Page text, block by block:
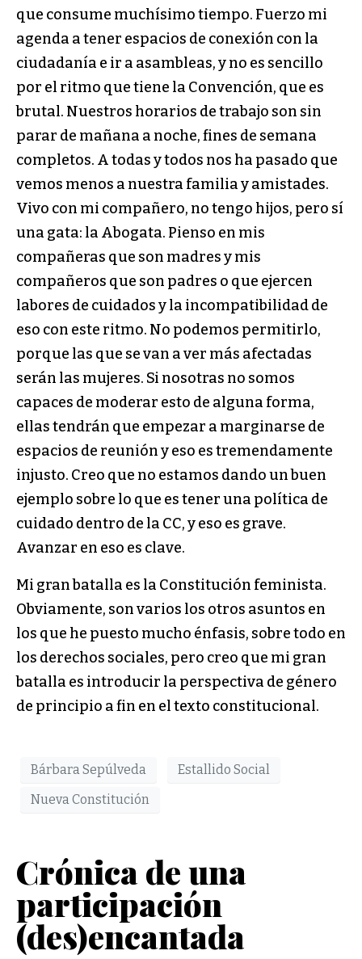
que consume muchísimo tiempo. Fuerzo mi
agenda a tener espacios de conexión con la
ciudadanía e ir a asambleas, y no es sencillo
por el ritmo que tiene la Convención, que es
brutal. Nuestros horarios de trabajo son sin
parar de mañana a noche, fines de semana
completos. A todas y todos nos ha pasado que
vemos menos a nuestra familia y amistades.
Vivo con mi compañero, no tengo hijos, pero sí
una gata: la Abogata. Pienso en mis
compañeras que son madres y mis
compañeros que son padres o que ejercen
labores de cuidados y la incompatibilidad de
eso con este ritmo. No podemos permitirlo,
porque las que se van a ver más afectadas
serán las mujeres. Si nosotras no somos
capaces de moderar esto de alguna forma,
ellas tendrán que empezar a marginarse de
espacios de reunión y eso es tremendamente
injusto. Creo que no estamos dando un buen
ejemplo sobre lo que es tener una política de
cuidado dentro de la CC, y eso es grave.
Avanzar en eso es clave.
Mi gran batalla es la Constitución feminista.
Obviamente, son varios los otros asuntos en
los que he puesto mucho énfasis, sobre todo en
los derechos sociales, pero creo que mi gran
batalla es introducir la perspectiva de género
de principio a fin en el texto constitucional.
Bárbara Sepúlveda
Estallido Social
Nueva Constitución
Crónica de una
participación
(des)encantada